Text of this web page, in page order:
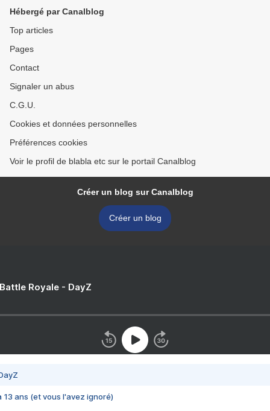
Hébergé par Canalblog
Top articles
Pages
Contact
Signaler un abus
C.G.U.
Cookies et données personnelles
Préférences cookies
Voir le profil de blabla etc sur le portail Canalblog
Créer un blog sur Canalblog
Créer un blog
Royale - DayZ
13 ans (et vous l'avez ignoré)